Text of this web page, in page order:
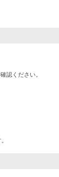
認ください。